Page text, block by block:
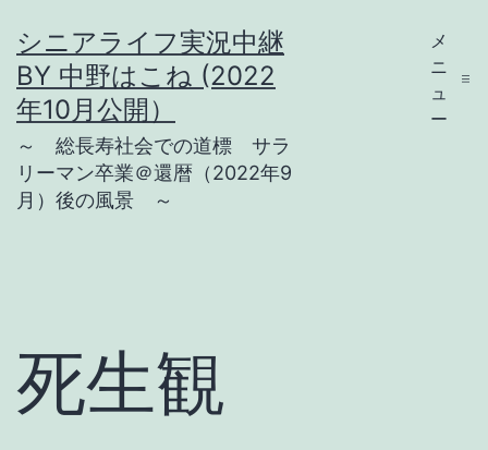
ン
テ
ン
へ
プ
シニアライフ実況中継
BY 中野はこね (2022
年10月公開）
～ 総長寿社会での道標 サラ
リーマン卒業＠還暦（2022年9
月）後の風景 ～
メ
ニ
ュ
ー
死生観